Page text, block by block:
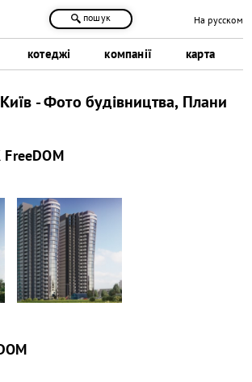
котеджі компанії карта
пошук На русском
- Фото будівництва, Плани